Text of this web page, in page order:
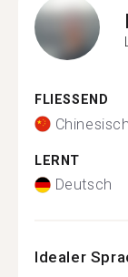
FLIESSEND
LERNT
Deutsch
Idealer